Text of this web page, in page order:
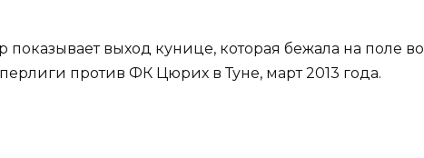
выход кунице, которая бежала на поле во
против ФК Цюрих в Туне, март 2013 года.